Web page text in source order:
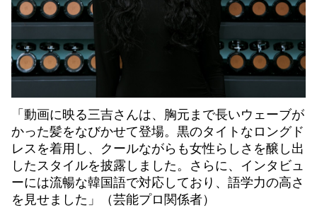
「動画に映る三吉さんは、胸元まで長いウェーブが
かった髪をなびかせて登場。黒のタイトなロングド
レスを着用し、クールながらも女性らしさを醸し出
したスタイルを披露しました。さらに、インタビュ
ーには流暢な韓国語で対応しており、語学力の高さ
を見せました」（芸能プロ関係者）